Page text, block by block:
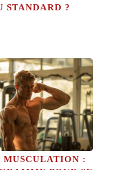
STANDARD ?
MUSCULATION :